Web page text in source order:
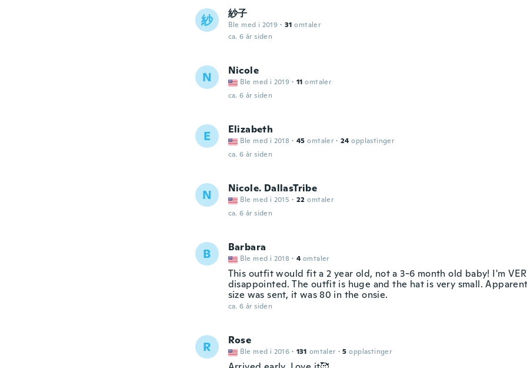
紗 紗子
Ble med i 2019 · 31 omtaler
ca. 6 år siden
N Nicole
Ble med i 2019 · 11 omtaler
ca. 6 år siden
E Elizabeth
Ble med i 2018 · 45 omtaler · 24 opplastinger
ca. 6 år siden
N Nicole. DallasTribe
Ble med i 2015 · 22 omtaler
ca. 6 år siden
B Barbara
Ble med i 2018 · 4 omtaler
This outfit would fit a 2 year old, not a 3-6 month old baby! I'm
disappointed. The outfit is huge and the hat is very small.
size was sent, it was 80 in the onsie.
ca. 6 år siden
R Rose
Ble med i 2016 · 131 omtaler · 5 opplastinger